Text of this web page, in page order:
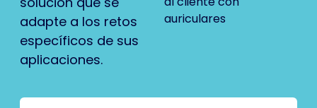
adapte a los retos
específicos de sus
aplicaciones.